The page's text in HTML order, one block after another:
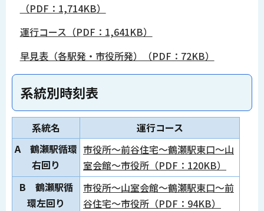
（PDF：1,714KB）
運行コース（PDF：1,641KB）
早見表（各駅発・市役所発）（PDF：72KB）
系統別時刻表
系統名
運行コース
A 鶴瀬駅循環
右回り
市役所～前谷住宅～鶴瀬駅東口～山
室会館～市役所（PDF：120KB）
B 鶴瀬駅循
環左回り
市役所～山室会館～鶴瀬駅東口～前
谷住宅～市役所（PDF：94KB）